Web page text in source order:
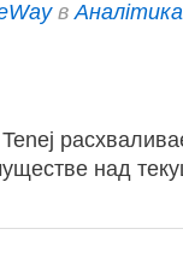
вАналітика
над